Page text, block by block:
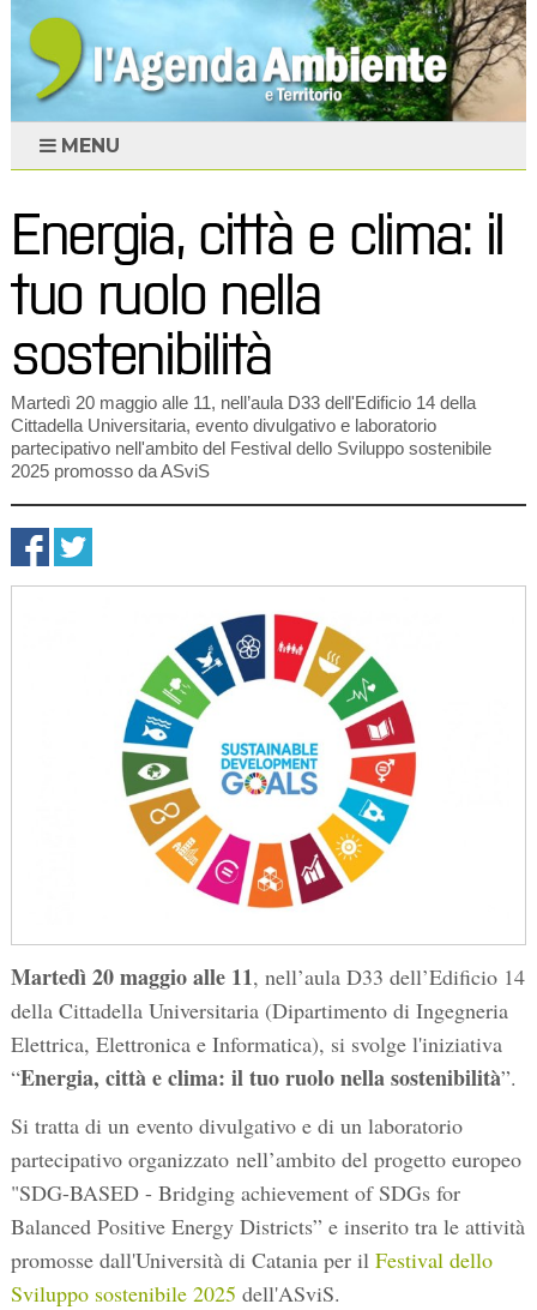
MENU
Energia, città e clima: il
tuo ruolo nella
sostenibilità
Martedì 20 maggio alle 11, nell’aula D33 dell'Edificio 14 della
Cittadella Universitaria, evento divulgativo e laboratorio
partecipativo nell'ambito del Festival dello Sviluppo sostenibile
2025 promosso da ASviS
Martedì 20 maggio alle 11, nell’aula D33 dell’Edificio 14
della Cittadella Universitaria (Dipartimento di Ingegneria
Elettrica, Elettronica e Informatica), si svolge l'iniziativa
“Energia, città e clima: il tuo ruolo nella sostenibilità”.
Si tratta di un evento divulgativo e di un laboratorio
partecipativo organizzato nell’ambito del progetto europeo
"SDG-BASED - Bridging achievement of SDGs for
Balanced Positive Energy Districts” e inserito tra le attività
promosse dall'Università di Catania per il Festival dello
Sviluppo sostenibile 2025 dell'ASviS.